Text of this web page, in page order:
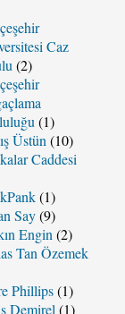
Caz
(2)
(1)
Üstün (10)
Caddesi
(1)
Say(9)
Engin (2)
Tan Özemek
Phillips(1)
Demirel (1)